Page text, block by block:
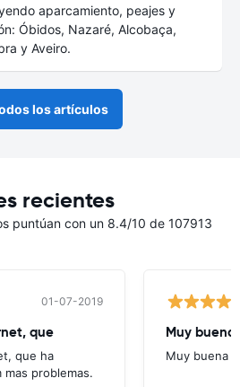
aparcamiento, peajes y
Óbidos, Nazaré, Alcobaça,
y Aveiro.
los artículos
recientes
puntúan con un 8.4/10 de 107913
01-07-2019
que
que ha
problemas.
Muy buena
Muy buena